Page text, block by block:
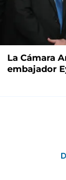
La Cámara
embajador